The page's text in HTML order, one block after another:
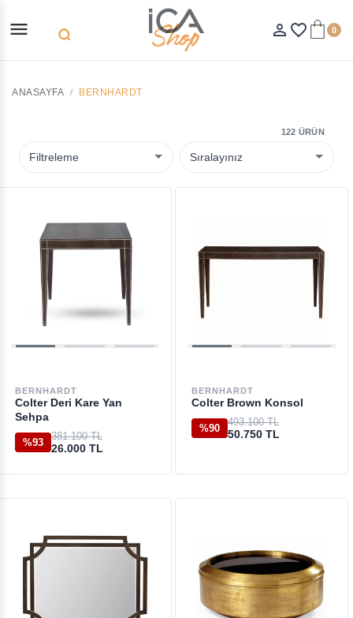
menu search person_outline favorite_border 0
ANASAYFA BERNHARDT
Filtreleme
122 ÜRÜN
BERNHARDT
Colter Deri Kare Yan
Sehpa
%93
381.100 TL
26.000 TL
BERNHARDT
Colter Brown Konsol
%90
493.100 TL
50.750 TL